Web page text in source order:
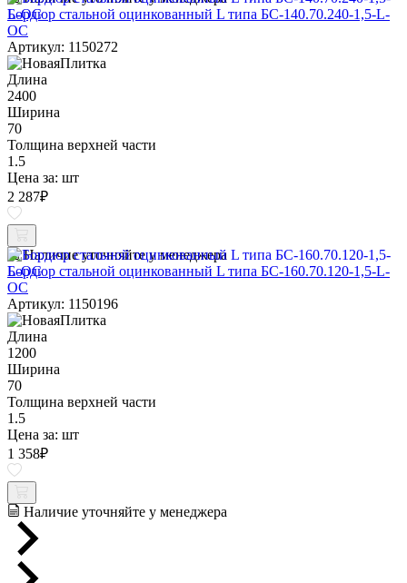
Бордюр стальной оцинкованный L типа БС-140.70.240-1,5-L-
ОС
Артикул: 1150272
Длина
2400
Ширина
70
Толщина верхней части
1.5
Цена за: шт
2 287₽
Наличие уточняйте у менеджера
Бордюр стальной оцинкованный L типа БС-160.70.120-1,5-L-
ОС
Артикул: 1150196
Длина
1200
Ширина
70
Толщина верхней части
1.5
Цена за: шт
1 358₽
Наличие уточняйте у менеджера